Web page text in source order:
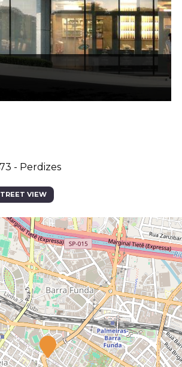
- Perdizes
VIEW